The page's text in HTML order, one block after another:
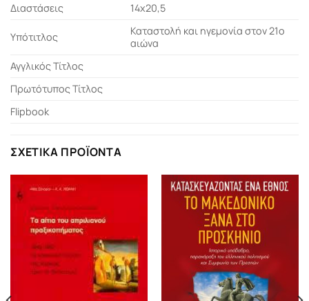
Διαστάσεις
14x20,5
Υπότιτλος
Καταστολή και ηγεμονία στον 21ο
αιώνα
Αγγλικός Τίτλος
Πρωτότυπος Τίτλος
Flipbook
ΣΧΕΤΙΚΆ ΠΡΟΪΌΝΤΑ